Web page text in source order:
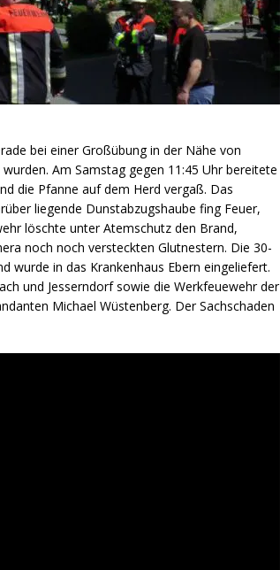
bei einer Großübung in der Nähe von
Am Samstag gegen 11:45 Uhr bereitete
die Pfanne auf dem Herd vergaß. Das
liegende Dunstabzugshaube fing Feuer,
löschte unter Atemschutz den Brand,
noch noch versteckten Glutnestern. Die 30-
wurde in das Krankenhaus Ebern eingeliefert.
und Jesserndorf sowie die Werkfeuewehr der
Michael Wüstenberg. Der Sachschaden